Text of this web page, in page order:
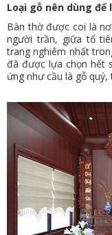
LIÊN
HỆ
GIỎ
HÀNG
Loại gỗ nên dùng để
Bàn thờ được coi là
người trần, giữa tổ
trang nghiêm nhất
đã được lựa chọn hết
ứng như cầu là gỗ